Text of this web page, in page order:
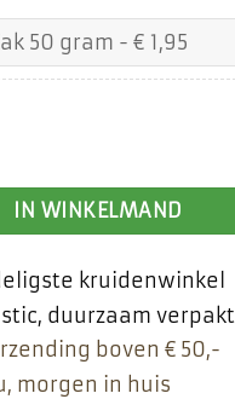
aantal
IN WINKELMAND
kruidenwinkel
duurzaam verpakt
boven € 50,-
morgen in huis